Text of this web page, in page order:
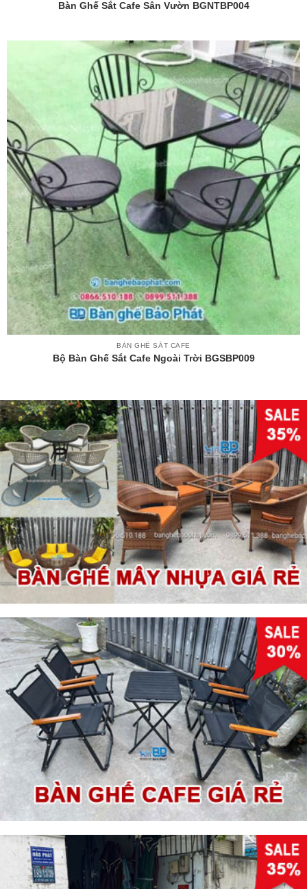
Bàn Ghế Sắt Cafe Sân Vườn BGNTBP004
BÀN GHẾ SẮT CAFE
Bộ Bàn Ghế Sắt Cafe Ngoài Trời BGSBP009